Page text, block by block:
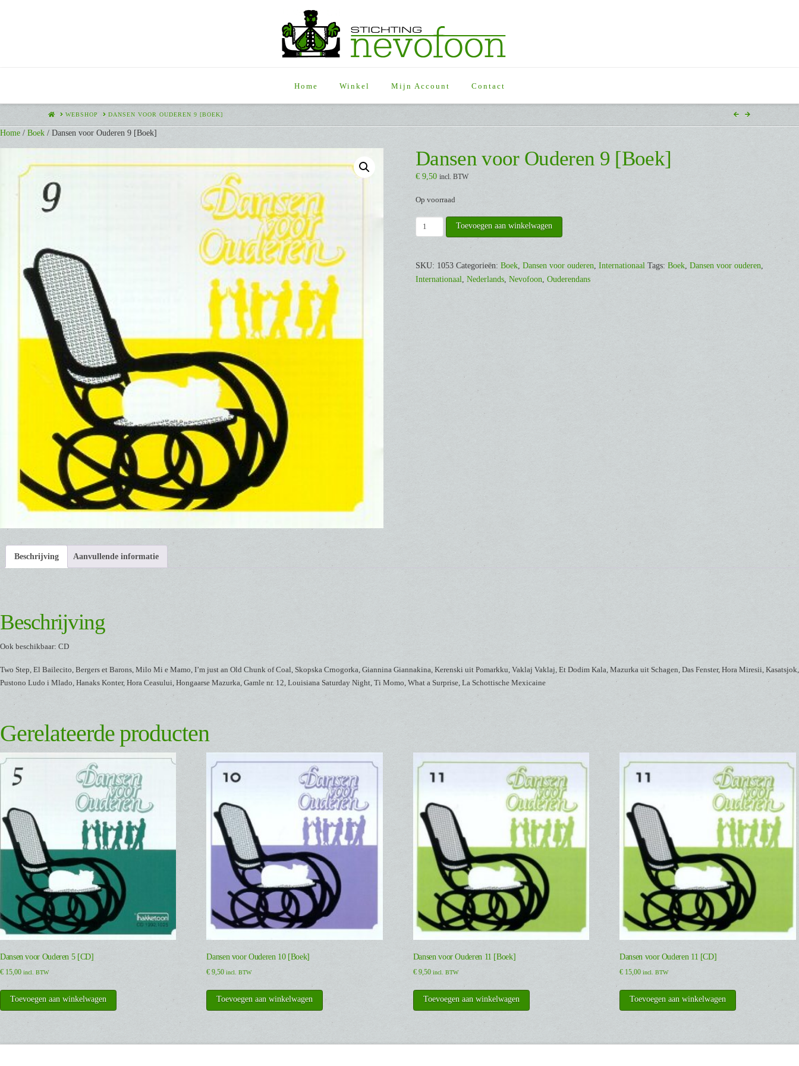
Home Winkel Mijn Account Contact
HOMEWEBSHOP DANSEN VOOR OUDEREN 9 [BOEK]
Home / Boek / Dansen voor Ouderen 9 [Boek]
Dansen voor Ouderen 9 [Boek]
€9,50 incl. BTW
Op voorraad
Dansen
voor
9
[Boek]
Toevoegen aan winkelwagen
SKU: 1053 Categorieën: Boek, Dansen voor ouderen, Internationaal Tags: Boek, Dansen voor ouderen,
Internationaal, Nederlands, Nevofoon, Ouderendans
Beschrijving Aanvullende informatie
Beschrijving
Ook beschikbaar: CD
Two Step, El Bailecito, Bergers et Barons, Milo Mi e Mamo, I’m just an Old Chunk of Coal, Skopska Crnogorka, Giannina Giannakina, Kerenski uit Pomarkku, Vaklaj Vaklaj, Et Dodim Kala, Mazurka uit Schagen, Das Fenster, Hora Miresii, Kasatsjok,
Pustono Ludo i Mlado, Hanaks Konter, Hora Ceasului, Hongaarse Mazurka, Gamle nr. 12, Louisiana Saturday Night, Ti Momo, What a Surprise, La Schottische Mexicaine
Gerelateerde producten
Dansen voor Ouderen 5 [CD]
€ 15,00 incl. BTW
Toevoegen aan winkelwagen
Dansen voor Ouderen 10 [Boek]
€ 9,50 incl. BTW
Toevoegen aan winkelwagen
Dansen voor Ouderen 11 [Boek]
€9,50 incl. BTW
Toevoegen aan winkelwagen
Dansen voor Ouderen 11 [CD]
€ 15,00 incl. BTW
Toevoegen aan winkelwagen